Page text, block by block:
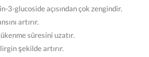
3-glucoside açısından çok zengindir.
artırır.
süresini uzatır.
şekilde artırır.